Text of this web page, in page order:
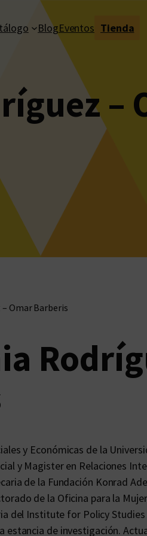
BlogEventos Tienda
–
Omar Barberis
y Económicas de la
y Magister en Relaciones
de la Fundación Konrad
de la Oficina para la
del Institute for Policy
estancia de investigación.